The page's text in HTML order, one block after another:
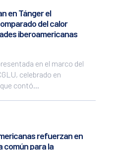
en Tánger el
del calor
iberoamericanas
en el marco del
celebrado en
contó...
refuerzan en
común para la